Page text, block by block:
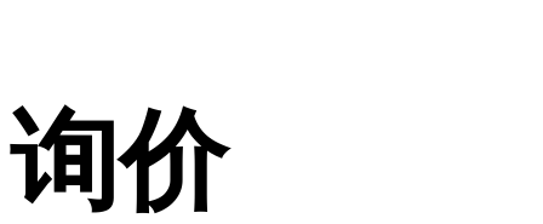
询价